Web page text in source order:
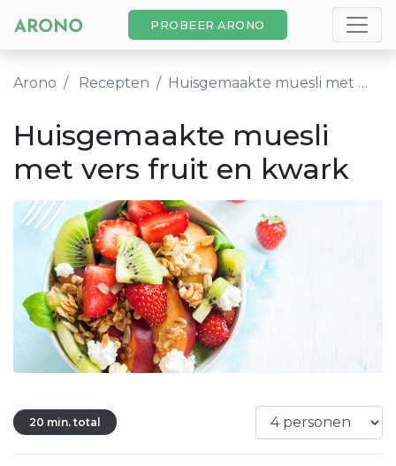
PROBEER ARONO
Arono Recepten Huisgemaakte muesli met vers fruit en kwark
Huisgemaakte muesli
met vers fruit en kwark
20 min. total